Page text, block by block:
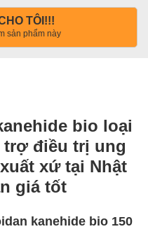
TÔI!!!
sản phẩm này
bio loại
trợ điều trị ung
xứ tại Nhật
giá tốt
kanehide bio 150